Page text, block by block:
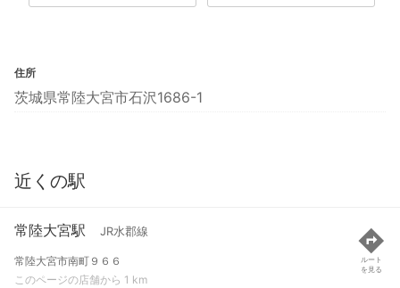
住所
茨城県常陸大宮市石沢1686-1
近くの駅
常陸大宮駅 JR水郡線
常陸大宮市南町９６６
このページの店舗から 1 km
ルート
を見る